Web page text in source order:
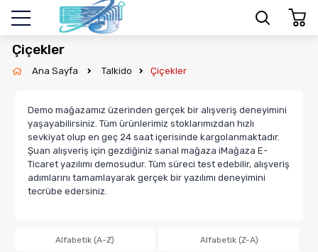
Çiçekler
Ana Sayfa Talkido Çiçekler
Demo mağazamız üzerinden gerçek bir alışveriş deneyimini
yaşayabilirsiniz. Tüm ürünlerimiz stoklarımızdan hızlı
sevkiyat olup en geç 24 saat içerisinde kargolanmaktadır.
Şuan alışveriş için gezdiğiniz sanal mağaza iMağaza E-
Ticaret yazılımı demosudur. Tüm süreci test edebilir, alışveriş
adımlarını tamamlayarak gerçek bir yazılımı deneyimini
tecrübe edersiniz.
Alfabetik (A-Z) Alfabetik (Z-A)